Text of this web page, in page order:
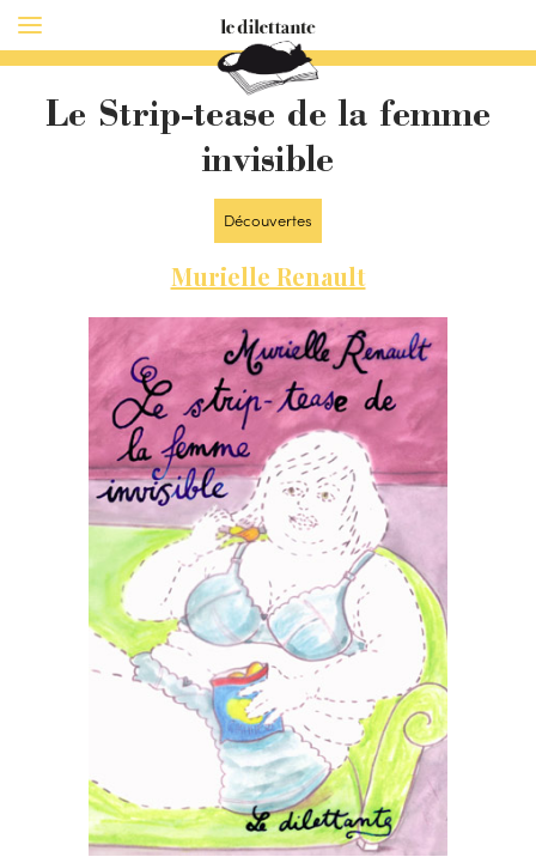
Le Strip-tease de la femme
invisible
Découvertes
Murielle Renault